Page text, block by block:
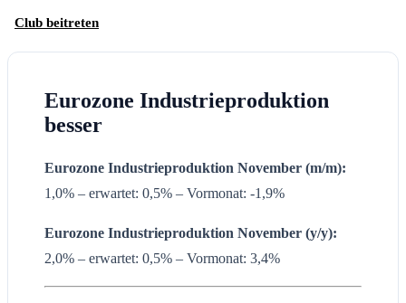
Club beitreten
Eurozone Industrieproduktion
besser
Eurozone Industrieproduktion November (m/m):
1,0% – erwartet: 0,5% – Vormonat: -1,9%
Eurozone Industrieproduktion November (y/y):
2,0% – erwartet: 0,5% – Vormonat: 3,4%